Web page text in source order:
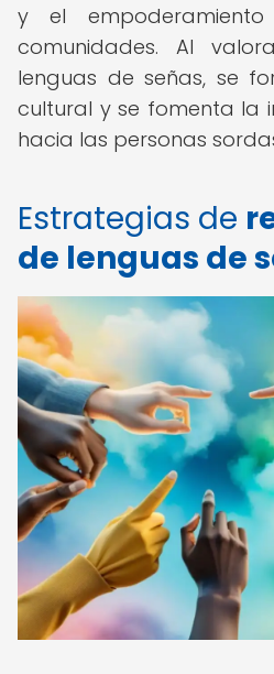
y el
comunidades. Al
lenguas de señas, se
cultural y se fomenta la
hacia las personas
Estrategias de
de lenguas de